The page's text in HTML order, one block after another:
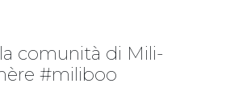
comunità di Mili-
#miliboo